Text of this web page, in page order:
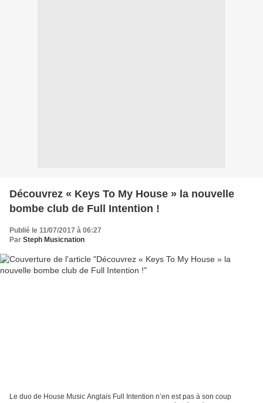
Découvrez « Keys To My House » la nouvelle
bombe club de Full Intention !
Publié le 11/07/2017 à 06:27
Par Steph Musicnation
Le duo de House Music Anglais Full Intention n’en est pas à son coup